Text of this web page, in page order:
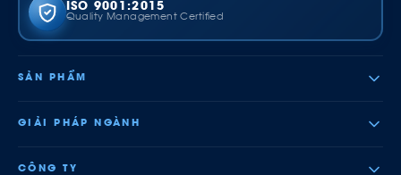
ISO 9001:2015
Quality Management Certified
SẢN PHẨM
GIẢI PHÁP NGÀNH
CÔNG TY